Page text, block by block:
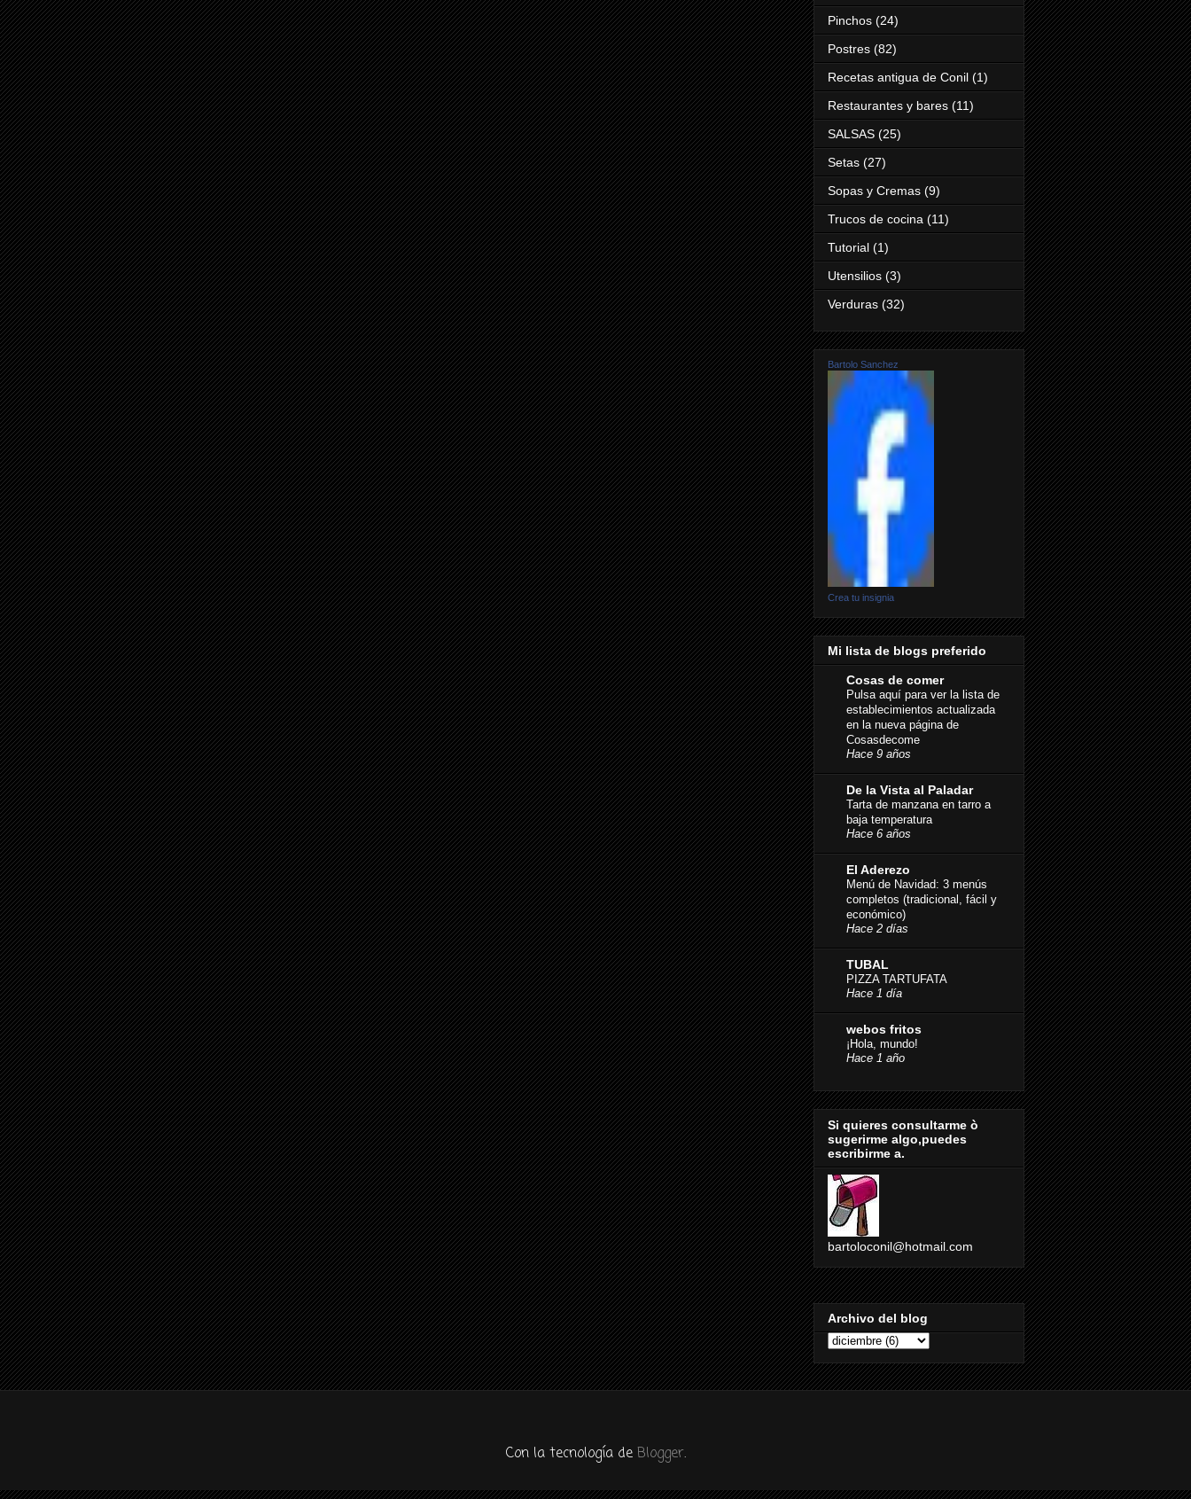
Pinchos (24)
Postres (82)
Recetas antigua de Conil (1)
Restaurantes y bares (11)
SALSAS (25)
Setas (27)
Sopas y Cremas (9)
Trucos de cocina (11)
Tutorial (1)
Utensilios (3)
Verduras (32)
Bartolo Sanchez
Crea tu insignia
Mi lista de blogs preferido
Cosas de comer
Pulsa aquí para ver la lista de
establecimientos actualizada
en la nueva página de
Cosasdecome
Hace 9 años
De la Vista al Paladar
Tarta de manzana en tarro a
baja temperatura
Hace 6 años
El Aderezo
Menú de Navidad: 3 menús
completos (tradicional, fácil y
económico)
Hace 2 días
TUBAL
PIZZA TARTUFATA
Hace 1 día
webos fritos
¡Hola, mundo!
Hace 1 año
Si quieres consultarme ò
sugerirme algo,puedes
escribirme a.
bartoloconil@hotmail.com
Archivo del blog
Con la tecnología de Blogger.